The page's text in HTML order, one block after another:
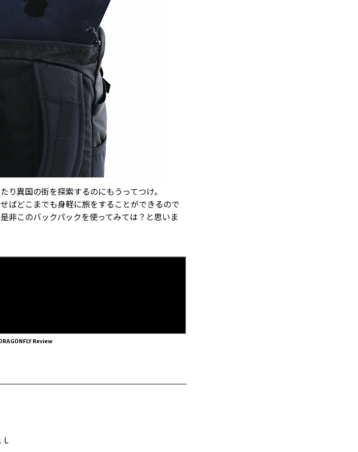
り異国の街を探索するのにもうってつけ。
ばどこまでも身軽に旅をすることができるので
非このバックパックを使ってみては？と思いま
Review
L